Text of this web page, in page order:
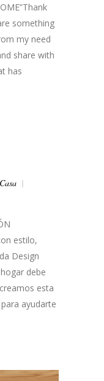
something
my need
share with
has
estilo,
Design
debe
esta
ayudarte